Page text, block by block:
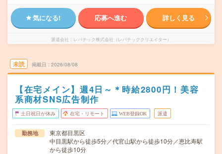
気になる! 応募へ進む 詳しく見る
派遣会社 レバテック株式会社（レバテッククリエイター）
未読 掲載日 2026/08/08
【在宅メイン】週4日～＊時給2800円！美容
系商材SNS広告制作
土日祝日が休み 在宅・リモート WEB登録OK 派遣
勤務地
東京都目黒区
中目黒駅から徒歩5分／代官山駅から徒歩10分／恵比寿駅
から徒歩10分